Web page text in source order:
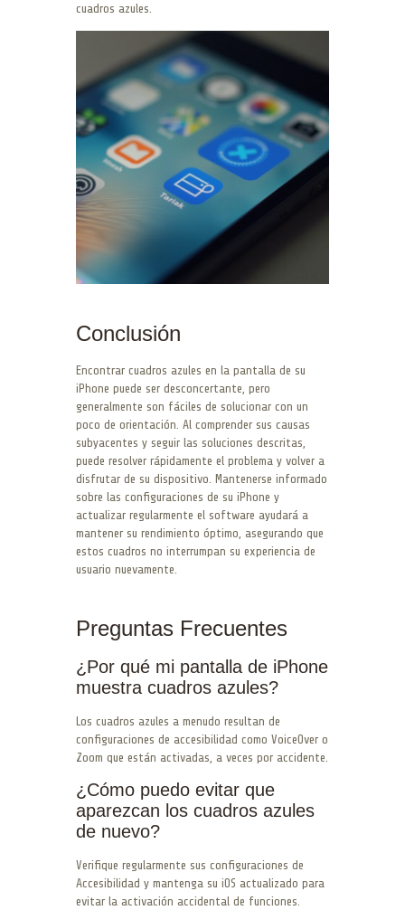
cuadros azules.
Conclusión
Encontrar cuadros azules en la pantalla de su
iPhone puede ser desconcertante, pero
generalmente son fáciles de solucionar con un
poco de orientación. Al comprender sus causas
subyacentes y seguir las soluciones descritas,
puede resolver rápidamente el problema y volver a
disfrutar de su dispositivo. Mantenerse informado
sobre las configuraciones de su iPhone y
actualizar regularmente el software ayudará a
mantener su rendimiento óptimo, asegurando que
estos cuadros no interrumpan su experiencia de
usuario nuevamente.
Preguntas Frecuentes
¿Por qué mi pantalla de iPhone
muestra cuadros azules?
Los cuadros azules a menudo resultan de
configuraciones de accesibilidad como VoiceOver o
Zoom que están activadas, a veces por accidente.
¿Cómo puedo evitar que
aparezcan los cuadros azules
de nuevo?
Verifique regularmente sus configuraciones de
Accesibilidad y mantenga su iOS actualizado para
evitar la activación accidental de funciones.